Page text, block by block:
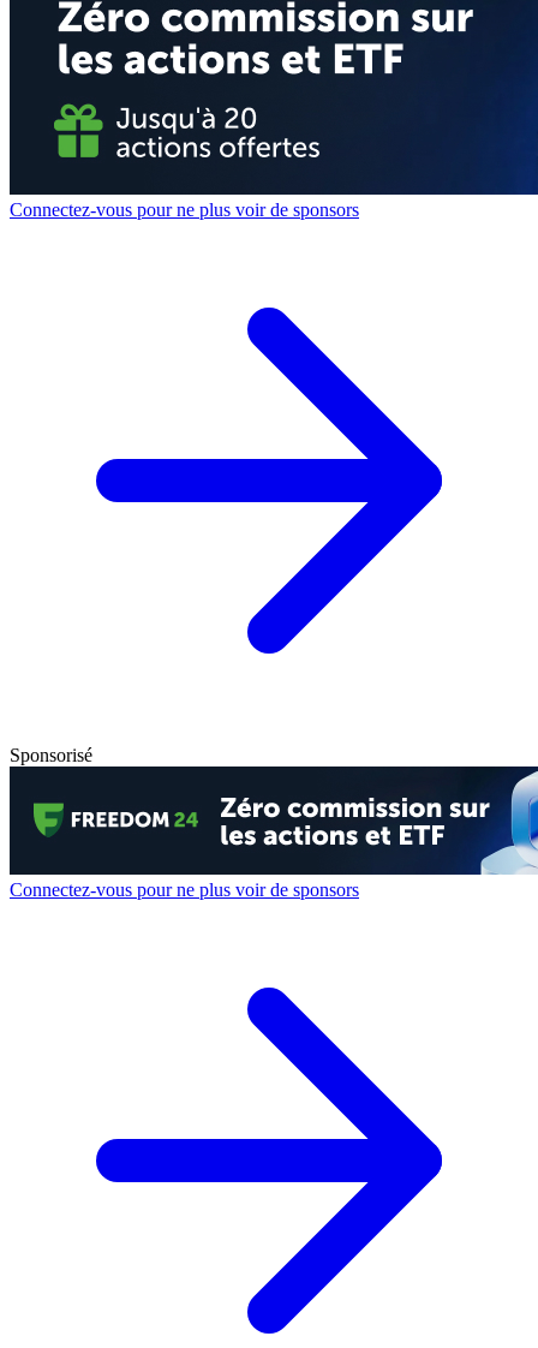
Connectez-vous pour ne plus voir de sponsors
Sponsorisé
Connectez-vous pour ne plus voir de sponsors